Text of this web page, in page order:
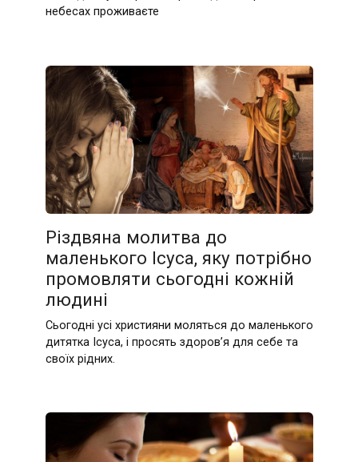
небесах проживаєте
Різдвяна молитва до
маленького Ісуса, яку потрібно
промовляти сьогодні кожній
людині
Сьогодні усі християни моляться до маленького
дитятка Ісуса, і просять здоров’я для себе та
своїх рідних.